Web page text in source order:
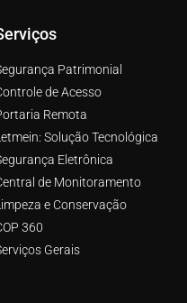
Patrimonial
de Acesso
Remota
Solução Tecnológica
Eletrônica
de Monitoramento
e Conservação
360
Gerais